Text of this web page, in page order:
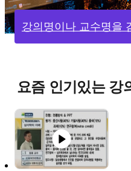
강의명이나 교수명을
요즘 인기있는 강